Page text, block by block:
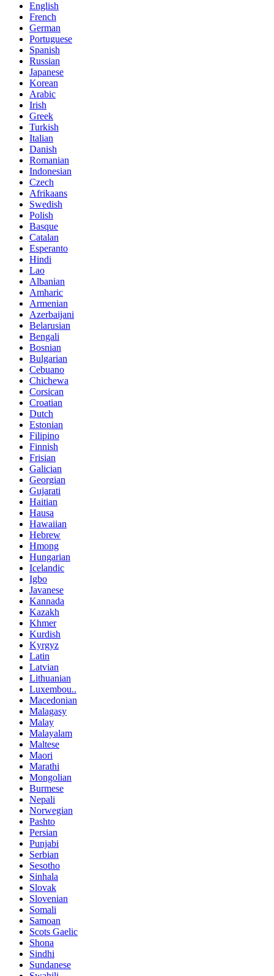
English
French
German
Portuguese
Spanish
Russian
Japanese
Korean
Arabic
Irish
Greek
Turkish
Italian
Danish
Romanian
Indonesian
Czech
Afrikaans
Swedish
Polish
Basque
Catalan
Esperanto
Hindi
Lao
Albanian
Amharic
Armenian
Azerbaijani
Belarusian
Bengali
Bosnian
Bulgarian
Cebuano
Chichewa
Corsican
Croatian
Dutch
Estonian
Filipino
Finnish
Frisian
Galician
Georgian
Gujarati
Haitian
Hausa
Hawaiian
Hebrew
Hmong
Hungarian
Icelandic
Igbo
Javanese
Kannada
Kazakh
Khmer
Kurdish
Kyrgyz
Latin
Latvian
Lithuanian
Luxembou..
Macedonian
Malagasy
Malay
Malayalam
Maltese
Maori
Marathi
Mongolian
Burmese
Nepali
Norwegian
Pashto
Persian
Punjabi
Serbian
Sesotho
Sinhala
Slovak
Slovenian
Somali
Samoan
Scots Gaelic
Shona
Sindhi
Sundanese